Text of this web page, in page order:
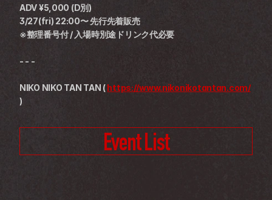
ADV ¥5,000 (D別)
3/27(fri) 22:00〜 先行先着販売
※整理番号付 / 入場時別途ドリンク代必要
- - -
NIKO NIKO TAN TAN ( https://www.nikonikotantan.com/
)
Event List